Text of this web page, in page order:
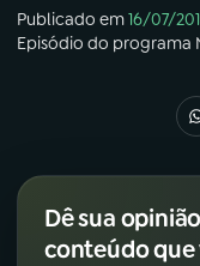
Publicado em16/07/
Episódio do programa
Dê sua
conteúdo que